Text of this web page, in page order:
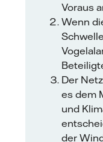
Voraus
Wenn
Der
es dem
und
der